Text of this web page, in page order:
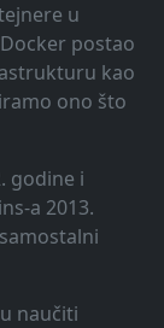
u
postao
kao
ono što
godine i
a 2013.
naučiti